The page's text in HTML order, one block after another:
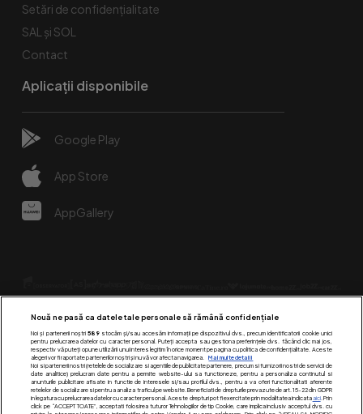
Setări de confidențialitate
SAL și SOL
Contact
Aplicații disponibile
Google Play
App Store
AppGallery
Urmărește-ne pe:
Nouă ne pasă ca datele tale personale să rămână confidențiale
Noi și partenerii noștri 589stocăm și/sau accesăm informații pe dispozitivul dvs., precum identificatorii cookie unici
pentru prelucrarea datelor cu caracter personal. Puteți accepta sau gestiona preferințele dvs. făcând clic mai jos,
respectiv vă puteți opune utilizării unui interes legitim în orice moment pe pagina cu politica de confidențialitate. Aceste
alegeri vor fi raportate partenerilor noștri și nu vă vor afecta navigarea.
Mai multe detalii
Noi si partenerii nostri (retelele de socializare si agentiile de publicitate partenere, precum si furnizorii nostri de servicii de
date analitice) prelucram date pentru a permite website-ului sa functioneze, pentru a personaliza continutul si
anunturile publicitare afisate in functie de interesele si/sau profilul dvs., pentru a va oferi functionalitati aferente
retelelor de socializare si pentru a analiza traficul pe website. Beneficiati de drepturile prevazute de art. 15-22 din GDPR
in legatura cu prelucrarea datelor cu caracter personal. Aceste drepturi pot fi exercitate prin modalitatea indicataaici. Prin
click pe “ACCEPT TOATE”, acceptati folosirea tuturor Tehnologiilor de tip Cookie, care implica inclusiv acceptul dvs. cu